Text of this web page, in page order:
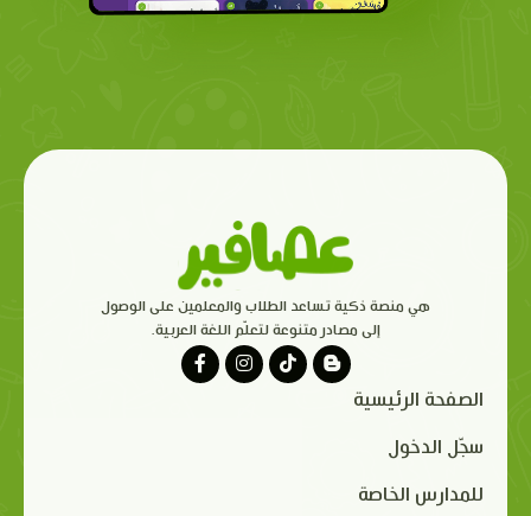
هي منصة ذكية تساعد الطلاب والمعلمين على الوصول
إلى مصادر متنوعة لتعلّم اللغة العربية.
الصفحة الرئيسية
سجّل الدخول
للمدارس الخاصة